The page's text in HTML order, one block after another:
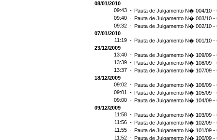
08/01/2010
09:43 - Pauta de Julgamento N� 004/10 -
09:40 - Pauta de Julgamento N� 003/10 -
09:32 - Pauta de Julgamento N� 002/10 -
07/01/2010
11:19 - Pauta de Julgamento N� 001/10 -
23/12/2009
13:40 - Pauta de Julgamento N� 109/09 -
13:39 - Pauta de Julgamento N� 108/09 -
13:37 - Pauta de Julgamento N� 107/09 -
18/12/2009
09:02 - Pauta de Julgamento N� 106/09 -
09:01 - Pauta de Julgamento N� 105/09 -
09:00 - Pauta de Julgamento N� 104/09 -
09/12/2009
11:58 - Pauta de Julgamento N� 103/09 -
11:56 - Pauta de Julgamento N� 102/09 -
11:55 - Pauta de Julgamento N� 101/09 -
11:52 - Pauta de Julgamento N� 100/09 -